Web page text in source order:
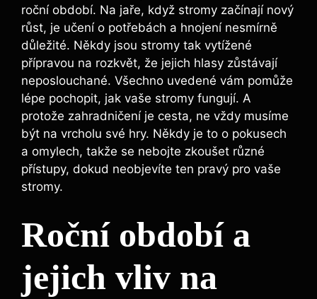
roční období. Na jaře, když stromy začínají nový‍
růst, je učení o​ potřebách a hnojení nesmírně
důležité. Někdy jsou stromy⁤ tak vytížené
přípravou na rozkvět, že jejich hlasy zůstávají
neposlouchané. Všechno uvedené vám‌ pomůže
lépe pochopit, jak vaše stromy fungují. A
protože zahradničení je cesta, ne vždy musíme
být na vrcholu ‍své hry. Někdy je to⁤ o pokusech
a ​omylech, takže se nebojte⁢ zkoušet různé
přístupy, dokud neobjevíte ten pravý⁤ pro vaše
stromy.
Roční období‌ a
jejich vliv na